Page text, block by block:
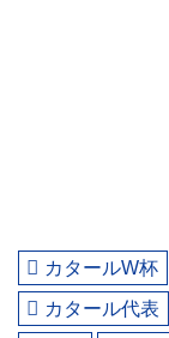
カタールW杯
カタール代表